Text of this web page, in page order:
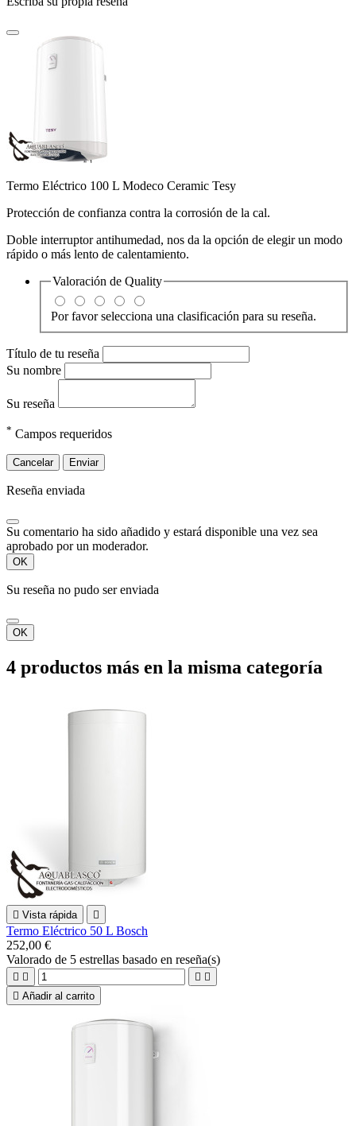
Termo Eléctrico 100 L Modeco Ceramic Tesy
Protección de confianza contra la corrosión de la cal.
Doble interruptor antihumedad, nos da la opción de elegir un modo
rápido o más lento de calentamiento.
Valoración de Quality
Por favor selecciona una clasificación para su reseña.
Título de tu reseña
Su nombre
Su reseña
* Campos requeridos
Cancelar Enviar
Reseña enviada
Su comentario ha sido añadido y estará disponible una vez sea
aprobado por un moderador.
OK
Su reseña no pudo ser enviada
OK
4 productos más en la misma categoría
 Vista rápida 
Termo Eléctrico 50 L Bosch
252,00 €
Valorado de 5 estrellas basado en reseña(s)
   
 Añadir al carrito